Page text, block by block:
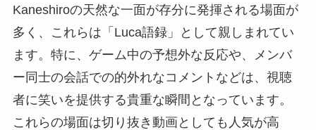
Kaneshiroの天然な一面が存分に発揮される場面が
多く、これらは「Luca語録」として親しまれてい
ます。特に、ゲーム中の予想外な反応や、メンバ
ー同士の会話での的外れなコメントなどは、視聴
者に笑いを提供する貴重な瞬間となっています。
これらの場面は切り抜き動画としても人気が高